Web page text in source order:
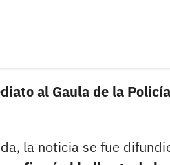
al Gaula de la
la noticia se fue